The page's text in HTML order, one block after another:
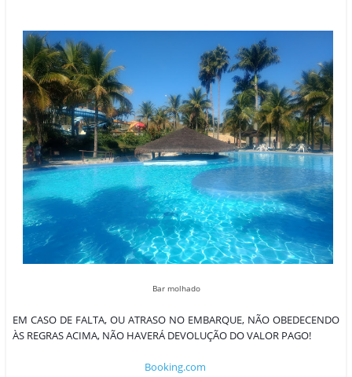
Bar molhado
EM CASO DE FALTA, OU ATRASO NO EMBARQUE, NÃO OBEDECENDO
ÀS REGRAS ACIMA, NÃO HAVERÁ DEVOLUÇÃO DO VALOR PAGO!
Booking.com